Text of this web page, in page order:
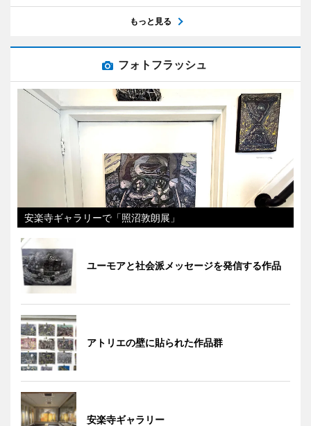
もっと見る
フォトフラッシュ
安楽寺ギャラリーで「照沼敦朗展」
ユーモアと社会派メッセージを発信する作品
アトリエの壁に貼られた作品群
安楽寺ギャラリー